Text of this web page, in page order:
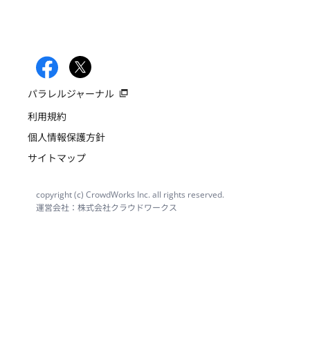
パラレルジャーナル
利用規約
個人情報保護方針
サイトマップ
copyright (c) CrowdWorks Inc. all rights reserved.
運営会社：株式会社クラウドワークス